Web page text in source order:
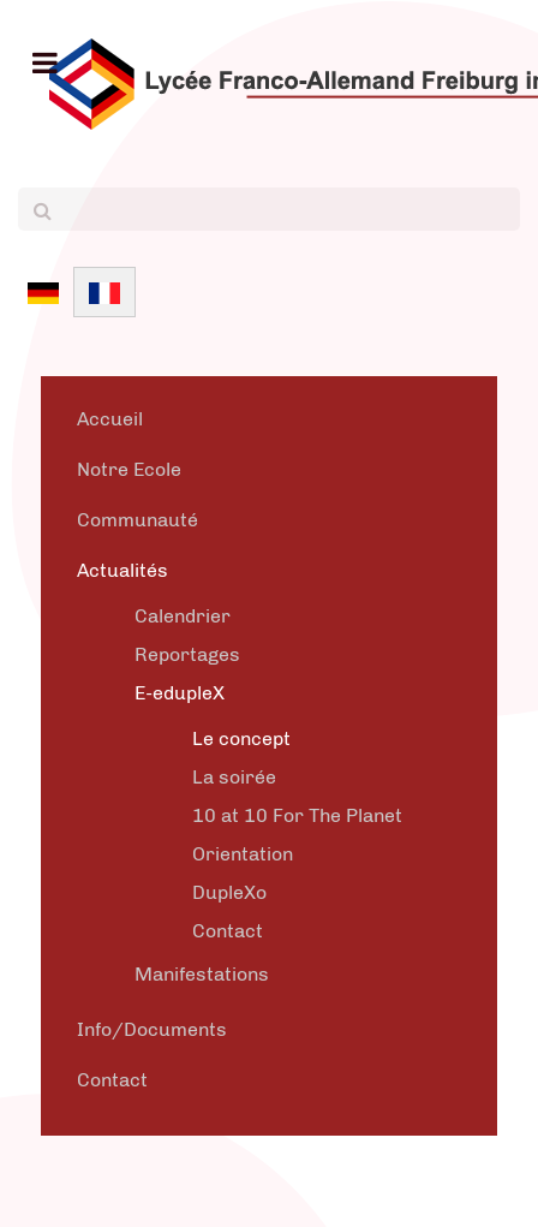
Sélectionnez votre langue
Accueil
Notre Ecole
Communauté
Actualités
Calendrier
Reportages
E-edupleX
Le concept
La soirée
10 at 10 For The Planet
Orientation
DupleXo
Contact
Manifestations
Info/Documents
Contact